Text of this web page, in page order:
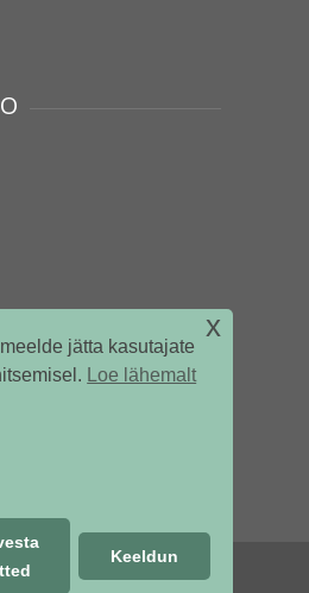
jätta kasutajate
Loe lähemalt
Keeldun
x
2018